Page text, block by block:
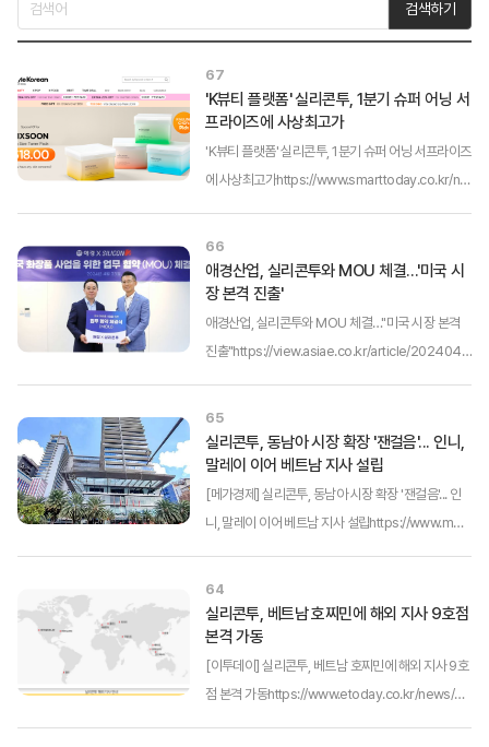
검색하기
67
'K뷰티 플랫폼' 실리콘투, 1분기 슈퍼 어닝 서
프라이즈에 사상최고가
'K뷰티 플랫폼' 실리콘투, 1분기 슈퍼 어닝 서프라이즈
에 사상최고가https://www.smarttoday.co.kr/ne
다.)K뷰티(K-beauty) 플랫폼을 지향하는 실리콘투
가 깜짝의 깜짝 실적으로 주가가...
66
애경산업, 실리콘투와 MOU 체결…'미국 시
장 본격 진출'
애경산업, 실리콘투와 MOU 체결…"미국 시장 본격
진출"https://view.asiae.co.kr/article/2024042
벌 K뷰티 유통 플랫폼 실리콘투와 업무협약(MOU)을
체결했다고 24일 밝혔다. ...
65
실리콘투, 동남아 시장 확장 '잰걸음'... 인니,
말레이 이어 베트남 지사 설립
[메가경제] 실리콘투, 동남아 시장 확장 '잰걸음'... 인
니, 말레이 이어 베트남 지사 설립https://www.meg
론사 원본 기사 내용을 확인할 수 있습니다.)[메가경
제=주영래 기자] 실리콘투가 베트남 호찌...
64
실리콘투, 베트남 호찌민에 해외 지사 9호점
본격 가동
[이투데이] 실리콘투, 베트남 호찌민에 해외 지사 9호
점 본격 가동https://www.etoday.co.kr/news/vi